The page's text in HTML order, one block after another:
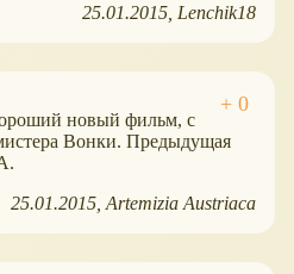
25.01.2015 Lenchik18
новый фильм, с
Вонки. Предыдущая
25.01.2015 Artemizia Austriaca